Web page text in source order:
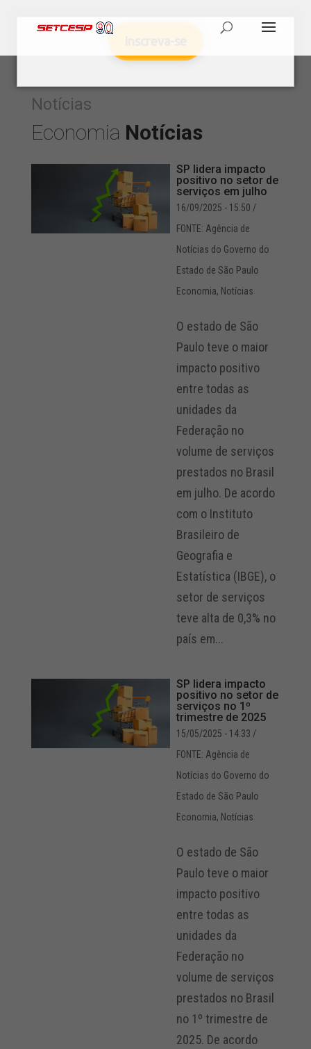
Notícias
Economia Notícias
SP lidera impacto
positivo no setor de
serviços em julho
16/09/2025 - 15:50 /
FONTE: Agência de
Notícias do Governo do
Estado de São Paulo
Economia, Notícias
O estado de São
Paulo teve o maior
impacto positivo
entre todas as
unidades da
Federação no
volume de serviços
prestados no Brasil
em julho. De acordo
com o Instituto
Brasileiro de
Geografia e
Estatística (IBGE), o
setor de serviços
teve alta de 0,3% no
país em...
SP lidera impacto
positivo no setor de
serviços no 1º
trimestre de 2025
15/05/2025 - 14:33 /
FONTE: Agência de
Notícias do Governo do
Estado de São Paulo
Economia, Notícias
O estado de São
Paulo teve o maior
impacto positivo
entre todas as
unidades da
Federação no
volume de serviços
prestados no Brasil
no 1º trimestre de
2025. De acordo